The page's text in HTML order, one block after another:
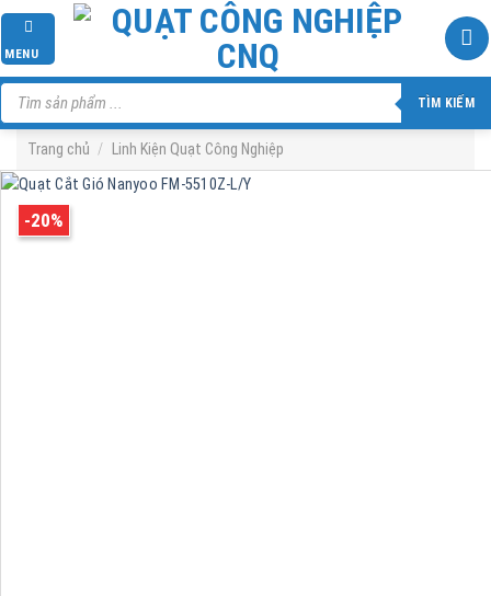
Skip
content
MENU
Tìm
kiếm
phẩm
TÌM KIẾM
Trang chủ / Linh Kiện Quạt Công Nghiệp
-20%